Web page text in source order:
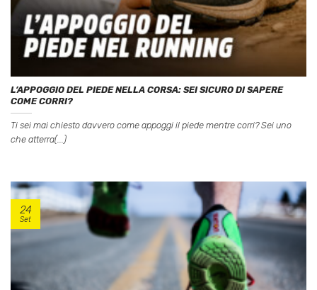
L’APPOGGIO DEL PIEDE NELLA CORSA: SEI SICURO DI SAPERE
COME CORRI?
Ti sei mai chiesto davvero come appoggi il piede mentre corri? Sei uno
che atterra(...)
24
Set